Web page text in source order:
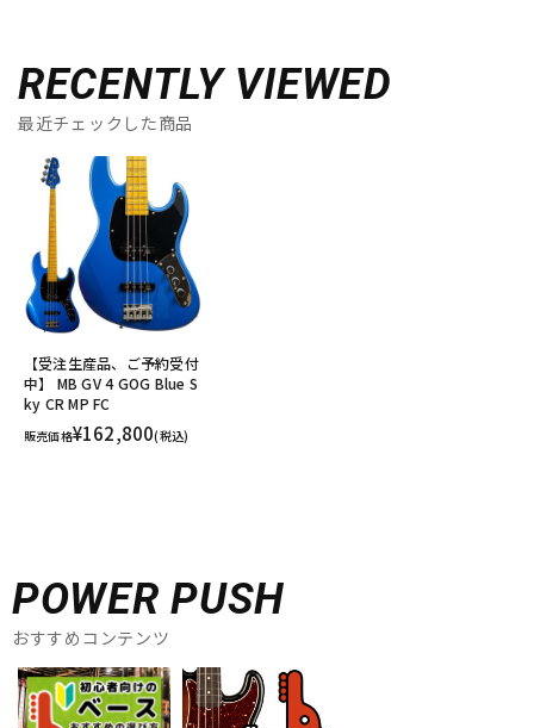
RECENTLY VIEWED
最近チェックした商品
【受注生産品、ご予約受付
中】 MB GV 4 GOG Blue S
ky CR MP FC
販売価格¥162,800(税込)
POWER PUSH
おすすめコンテンツ